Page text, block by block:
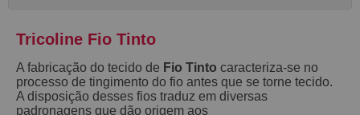
Tricoline Fio Tinto
A fabricação do tecido de Fio Tinto caracteriza-se no
processo de tingimento do fio antes que se torne tecido.
A disposição desses fios traduz em diversas
padronagens que dão origem aos